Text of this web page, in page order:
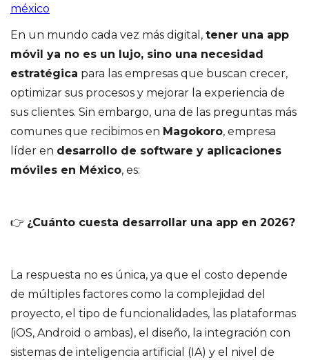
méxico
En un mundo cada vez más digital, tener una app
móvil ya no es un lujo, sino una necesidad
estratégica para las empresas que buscan crecer,
optimizar sus procesos y mejorar la experiencia de
sus clientes. Sin embargo, una de las preguntas más
comunes que recibimos en Magokoro, empresa
líder en desarrollo de software y aplicaciones
móviles en México, es:
👉 ¿Cuánto cuesta desarrollar una app en 2026?
La respuesta no es única, ya que el costo depende
de múltiples factores como la complejidad del
proyecto, el tipo de funcionalidades, las plataformas
(iOS, Android o ambas), el diseño, la integración con
sistemas de inteligencia artificial (IA) y el nivel de